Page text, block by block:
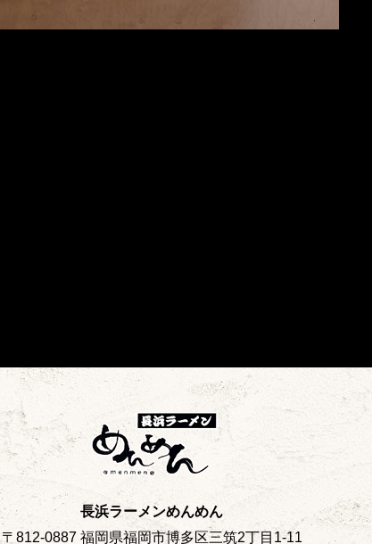
長浜ラーメンめんめん
〒812-0887 福岡県福岡市博多区三筑2丁目1-11